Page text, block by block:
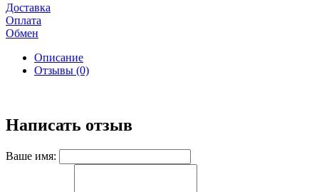
Доставка
Оплата
Обмен
Описание
Отзывы (0)
Написать отзыв
Ваше имя: